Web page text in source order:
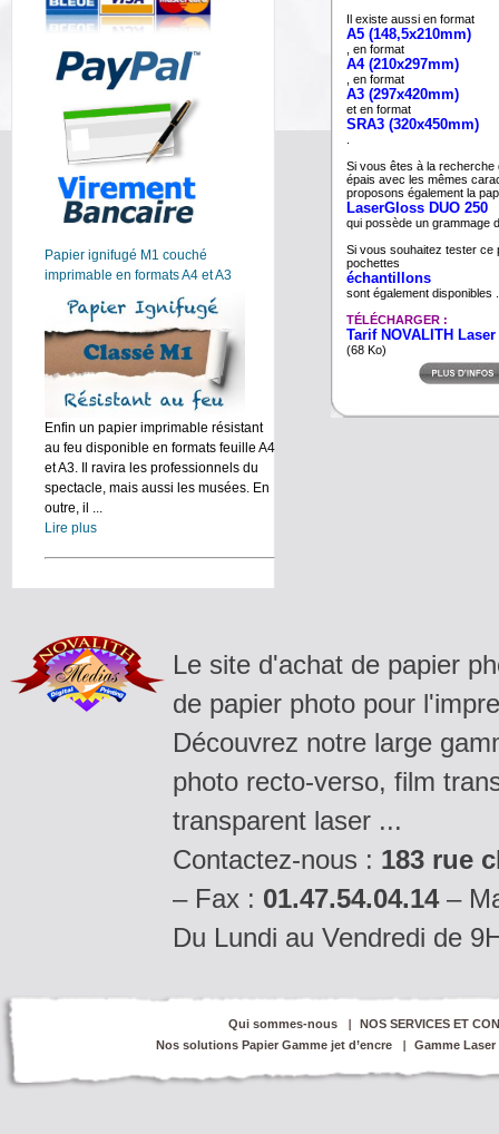
Papier ignifugé M1 couché
imprimable en formats A4 et A3
Enfin un papier imprimable résistant
au feu disponible en formats feuille A4
et A3. Il ravira les professionnels du
spectacle, mais aussi les musées. En
outre, il ...
Lire plus
Il existe aussi en format
A5 (148,5x210mm)
, en format
A4 (210x297mm)
, en format
A3 (297x420mm)
et en format
SRA3 (320x450mm)
Si vous êtes à la recherche
épais avec les mêmes
proposons également la
LaserGloss DUO 250
qui possède un grammage
Si vous souhaitez tester ce
pochettes
échantillons
sont également disponibles .
TÉLÉCHARGER :
Tarif NOVALITH
(68 Ko)
Le site d'achat de papier
de papier photo pour
Découvrez notre large
photo recto-verso, film
transparent laser ...
Contactez-nous : 183 rue
– Fax : 01.47.54.04.14–
Du Lundi au Vendredi de
Qui sommes-nous
NOS SERVICES ET
Nos solutions Papier Gamme jet d’encre
Gamme Laser